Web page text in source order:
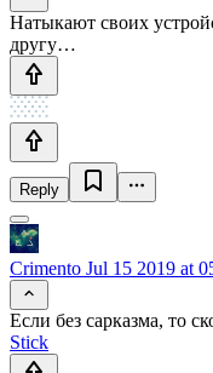
Натыкают своих
другу…
Reply
Crimento Jul 15 2019 at
Если без сарказма, то
Stick